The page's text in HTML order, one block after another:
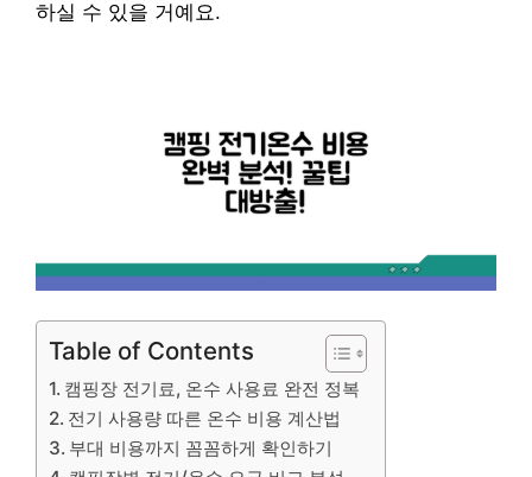
하실 수 있을 거예요.
Table of Contents
캠핑장 전기료, 온수 사용료 완전 정복
전기 사용량 따른 온수 비용 계산법
부대 비용까지 꼼꼼하게 확인하기